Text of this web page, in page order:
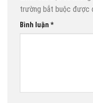
trường bắt buộc được
Bình luận *